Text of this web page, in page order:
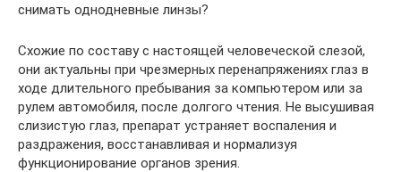
снимать однодневные линзы?
Схожие по составу с настоящей человеческой слезой,
они актуальны при чрезмерных перенапряжениях глаз в
ходе длительного пребывания за компьютером или за
рулем автомобиля, после долгого чтения. Не высушивая
слизистую глаз, препарат устраняет воспаления и
раздражения, восстанавливая и нормализуя
функционирование органов зрения.